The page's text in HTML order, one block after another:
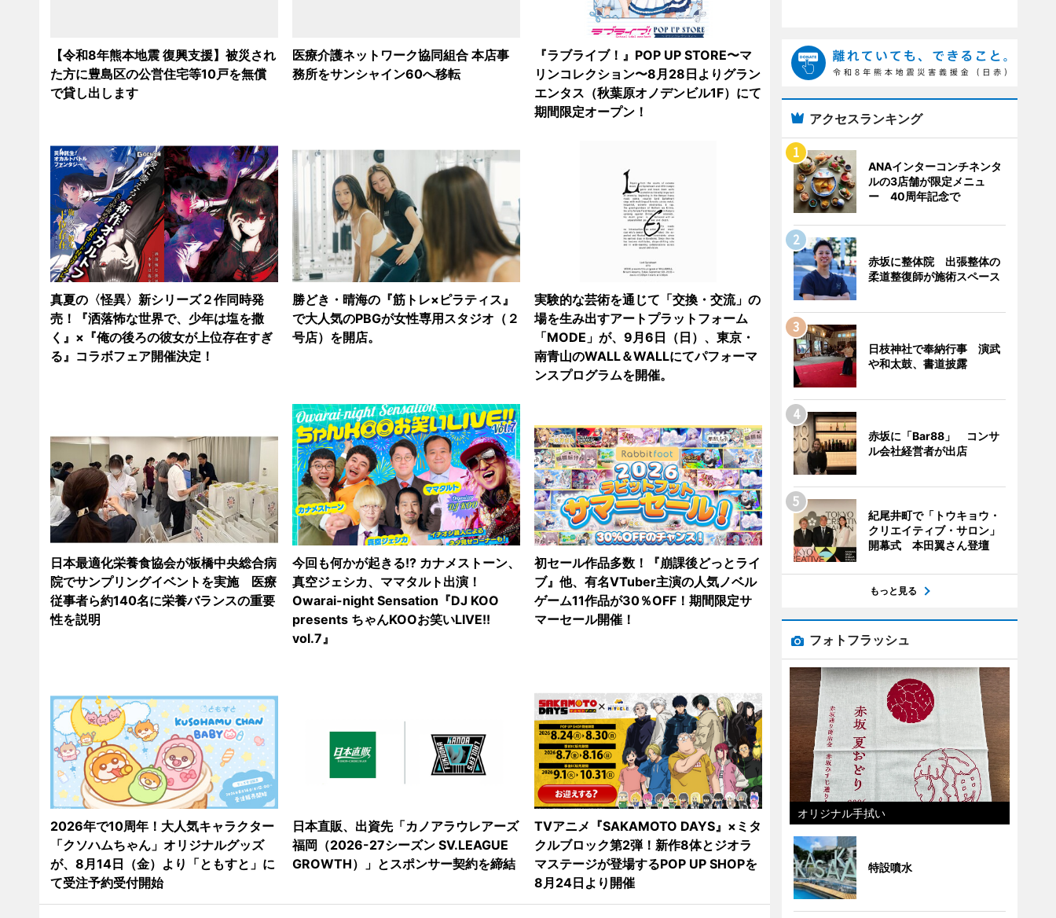
【令和8年熊本地震 復興支援】被災され
た方に豊島区の公営住宅等10戸を無償
で貸し出します
医療介護ネットワーク協同組合 本店事
務所をサンシャイン60へ移転
『ラブライブ！』POP UP STORE〜マ
リンコレクション〜8月28日よりグラン
エンタス（秋葉原オノデンビル1F）にて
期間限定オープン！
真夏の〈怪異〉新シリーズ２作同時発
売！『洒落怖な世界で、少年は塩を撒
く』×『俺の後ろの彼女が上位存在すぎ
る』コラボフェア開催決定！
勝どき・晴海の『筋トレ×ピラティス』
で大人気のPBGが女性専用スタジオ（２
号店）を開店。
実験的な芸術を通じて「交換・交流」の
場を生み出すアートプラットフォーム
「MODE」が、9月6日（日）、東京・
南青山のWALL＆WALLにてパフォーマ
ンスプログラムを開催。
日本最適化栄養食協会が板橋中央総合病
院でサンプリングイベントを実施 医療
従事者ら約140名に栄養バランスの重要
性を説明
今回も何かが起きる!? カナメストーン、
真空ジェシカ、ママタルト出演！
Owarai-night Sensation『DJ KOO
presents ちゃんKOOお笑いLIVE!!
vol.7』
初セール作品多数！『崩課後どっとライ
ブ』他、有名VTuber主演の人気ノベル
ゲーム11作品が30％OFF！期間限定サ
マーセール開催！
2026年で10周年！大人気キャラクター
「クソハムちゃん」オリジナルグッズ
が、8月14日（金）より「ともすと」に
て受注予約受付開始
日本直販、出資先「カノアラウレアーズ
福岡（2026-27シーズン SV.LEAGUE
GROWTH）」とスポンサー契約を締結
TVアニメ『SAKAMOTO DAYS』×ミタ
クルブロック第2弾！新作8体とジオラ
マステージが登場するPOP UP SHOPを
8月24日より開催
アクセスランキング
ANAインターコンチネンタ
ルの3店舗が限定メニュ
ー 40周年記念で
赤坂に整体院 出張整体の
柔道整復師が施術スペース
日枝神社で奉納行事 演武
や和太鼓、書道披露
赤坂に「Bar88」 コンサ
ル会社経営者が出店
紀尾井町で「トウキョウ・
クリエイティブ・サロン」
開幕式 本田翼さん登壇
もっと見る
フォトフラッシュ
オリジナル手拭い
特設噴水